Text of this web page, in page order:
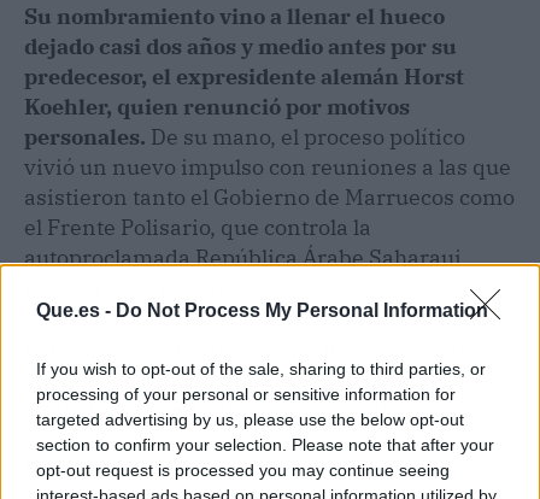
Que.es - Do Not Process My Personal Information
If you wish to opt-out of the sale, sharing to third parties, or
processing of your personal or sensitive information for
targeted advertising by us, please use the below opt-out
section to confirm your selection. Please note that after your
opt-out request is processed you may continue seeing
interest-based ads based on personal information utilized by
Su nombramiento vino a llenar el hueco
dejado casi dos años y medio antes por su
predecesor, el expresidente alemán Horst
Koehler, quien renunció por motivos
personales. De su mano, el proceso político
vivió un nuevo impulso con reuniones a las que
asistieron tanto el Gobierno de Marruecos como
el Frente Polisario, que controla la
autoproclamada República Árabe Saharaui
cuenta en su currículum con haber sido
enviado especial para Siria, Afganistán e Irak,
ya había sonado con fuerza en mayo, cuando el
Polisario dijo que le había dado su apoyo, pero